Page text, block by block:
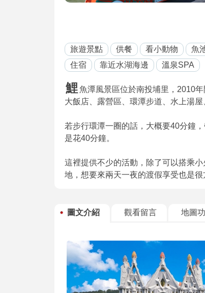
旅遊景點 供餐 看小動物 魚
住宿
靠近水湖海邊 溫泉SPA
鯉魚潭風景區位於南投埔里，2010
大飯店、露營區、環潭步道、水上湯
若步行環潭一圈的話，大概要40分鐘
是花40分鐘。
這裡提供不少的活動，除了可以搭乘
地，想要來兩天一夜的渡假享受也是很
圖文介紹 觀看留言 地圖